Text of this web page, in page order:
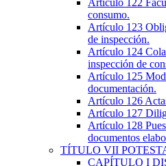
consumo.
Artículo 123
de inspección.
Artículo 124
inspección de
Artículo 125
documentación.
Artículo 126
Artículo 127
Artículo 128
documentos
TÍTULO VII
CAPÍTULO I